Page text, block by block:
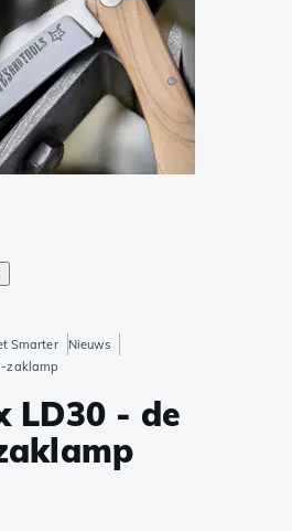
Smarter
Nieuws
zaklamp
LD30 - de